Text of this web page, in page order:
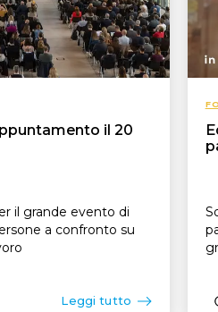
il 20
il grande evento di
a confronto su
Leggi tutto